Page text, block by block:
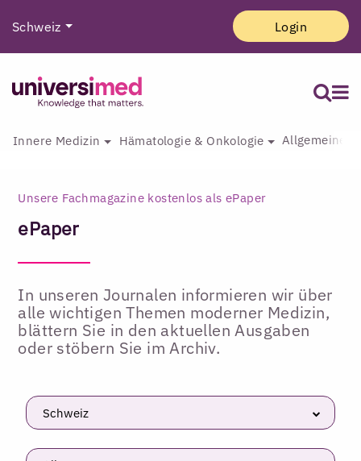
Schweiz Login
Innere Medizin Hämatologie & Onkologie Allgemeine
Unsere Fachmagazine kostenlos als ePaper
ePaper
In unseren Journalen informieren wir über
alle wichtigen Themen moderner Medizin,
blättern Sie in den aktuellen Ausgaben
oder stöbern Sie im Archiv.